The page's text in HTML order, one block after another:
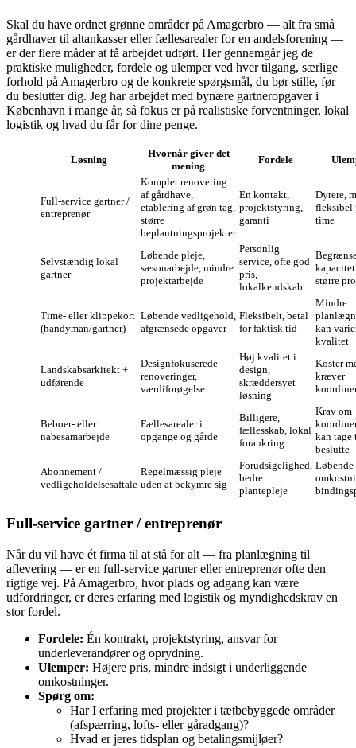
Skal du have ordnet grønne områder på Amagerbro — alt fra små
gårdhaver til altankasser eller fællesarealer for en andelsforening —
er der flere måder at få arbejdet udført. Her gennemgår jeg de
praktiske muligheder, fordele og ulemper ved hver tilgang, særlige
forhold på Amagerbro og de konkrete spørgsmål, du bør stille, før
du beslutter dig. Jeg har arbejdet med bynære gartneropgaver i
København i mange år, så fokus er på realistiske forventninger, lokal
logistik og hvad du får for dine penge.
Løsning
Hvornår giver det
mening
Fordele
Full-service gartner /
entreprenør
Komplet renovering
af gårdhave,
etablering af grøn tag,
større
beplantningsprojekter
Én kontakt,
projektstyring,
garanti
Dyrere,
fleksibel
time
Selvstændig lokal
gartner
Løbende pleje,
sæsonarbejde, mindre
projektarbejde
Personlig
service, ofte god
pris,
lokalkendskab
større
Time- eller klippekort
(handyman/gartner)
Løben­de vedligehold,
afgrænsede opgaver
Fleksibelt, betal
for faktisk tid
Mindre
kan
kvalitet
Landskabsarkitekt +
udførende
Designfokuserede
renoveringer,
værdiforøgelse
Høj kvalitet i
design,
skræddersyet
løsning
Koster
kræver
Beboer- eller
nabesamarbejde
Fællesarealer i
opgange og gårde
Billigere,
fællesskab, lokal
forankring
Krav om
kan tage
beslutte
Abonnement /
vedligeholdelsesaftale
Regelmæssig pleje
uden at bekymre sig
Forudsigelighed,
bedre
plantepleje
Løbende
Full-service gartner / entreprenør
Når du vil have ét firma til at stå for alt — fra planlægning til
aflevering — er en full-service gartner eller entreprenør ofte den
rigtige vej. På Amagerbro, hvor plads og adgang kan være
udfordringer, er deres erfaring med logistik og myndighedskrav en
stor fordel.
Fordele: Én kontrakt, projektstyring, ansvar for
underleverandører og oprydning.
Ulemper: Højere pris, mindre indsigt i underliggende
omkostninger.
Spørg om:
Har I erfaring med projekter i tætbebyggede områder
(afspærring, lofts- eller gåradgang)?
Hvad er jeres tidsplan og betalingsmijløer?